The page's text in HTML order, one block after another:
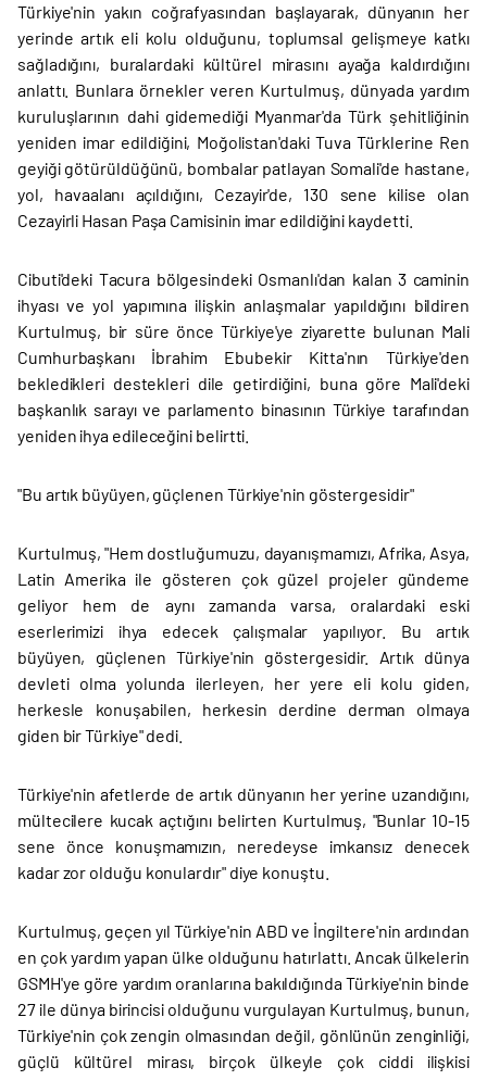
Türkiye'nin yakın coğrafyasından başlayarak, dünyanın her
yerinde artık eli kolu olduğunu, toplumsal gelişmeye katkı
sağladığını, buralardaki kültürel mirasını ayağa kaldırdığını
anlattı. Bunlara örnekler veren Kurtulmuş, dünyada yardım
kuruluşlarının dahi gidemediği Myanmar'da Türk şehitliğinin
yeniden imar edildiğini, Moğolistan'daki Tuva Türklerine Ren
geyiği götürüldüğünü, bombalar patlayan Somali'de hastane,
yol, havaalanı açıldığını, Cezayir'de, 130 sene kilise olan
Cezayirli Hasan Paşa Camisinin imar edildiğini kaydetti.
Cibuti'deki Tacura bölgesindeki Osmanlı'dan kalan 3 caminin
ihyası ve yol yapımına ilişkin anlaşmalar yapıldığını bildiren
Kurtulmuş, bir süre önce Türkiye'ye ziyarette bulunan Mali
Cumhurbaşkanı İbrahim Ebubekir Kitta'nın Türkiye'den
bekledikleri destekleri dile getirdiğini, buna göre Mali'deki
başkanlık sarayı ve parlamento binasının Türkiye tarafından
yeniden ihya edileceğini belirtti.
"Bu artık büyüyen, güçlenen Türkiye'nin göstergesidir"
Kurtulmuş, "Hem dostluğumuzu, dayanışmamızı, Afrika, Asya,
Latin Amerika ile gösteren çok güzel projeler gündeme
geliyor hem de aynı zamanda varsa, oralardaki eski
eserlerimizi ihya edecek çalışmalar yapılıyor. Bu artık
büyüyen, güçlenen Türkiye'nin göstergesidir. Artık dünya
devleti olma yolunda ilerleyen, her yere eli kolu giden,
herkesle konuşabilen, herkesin derdine derman olmaya
giden bir Türkiye" dedi.
Türkiye'nin afetlerde de artık dünyanın her yerine uzandığını,
mültecilere kucak açtığını belirten Kurtulmuş, "Bunlar 10-15
sene önce konuşmamızın, neredeyse imkansız denecek
kadar zor olduğu konulardır" diye konuştu.
Kurtulmuş, geçen yıl Türkiye'nin ABD ve İngiltere'nin ardından
en çok yardım yapan ülke olduğunu hatırlattı. Ancak ülkelerin
GSMH'ye göre yardım oranlarına bakıldığında Türkiye'nin binde
27 ile dünya birincisi olduğunu vurgulayan Kurtulmuş, bunun,
Türkiye'nin çok zengin olmasından değil, gönlünün zenginliği,
güçlü kültürel mirası, birçok ülkeyle çok ciddi ilişkisi